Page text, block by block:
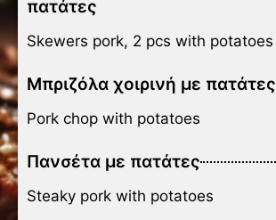
πατάτες
Skewers pork, 2 pcs with potatoes
Μπριζόλα χοιρινή με πατάτες
Pork chop with potatoes
Πανσέτα με πατάτες
Steaky pork with potatoes